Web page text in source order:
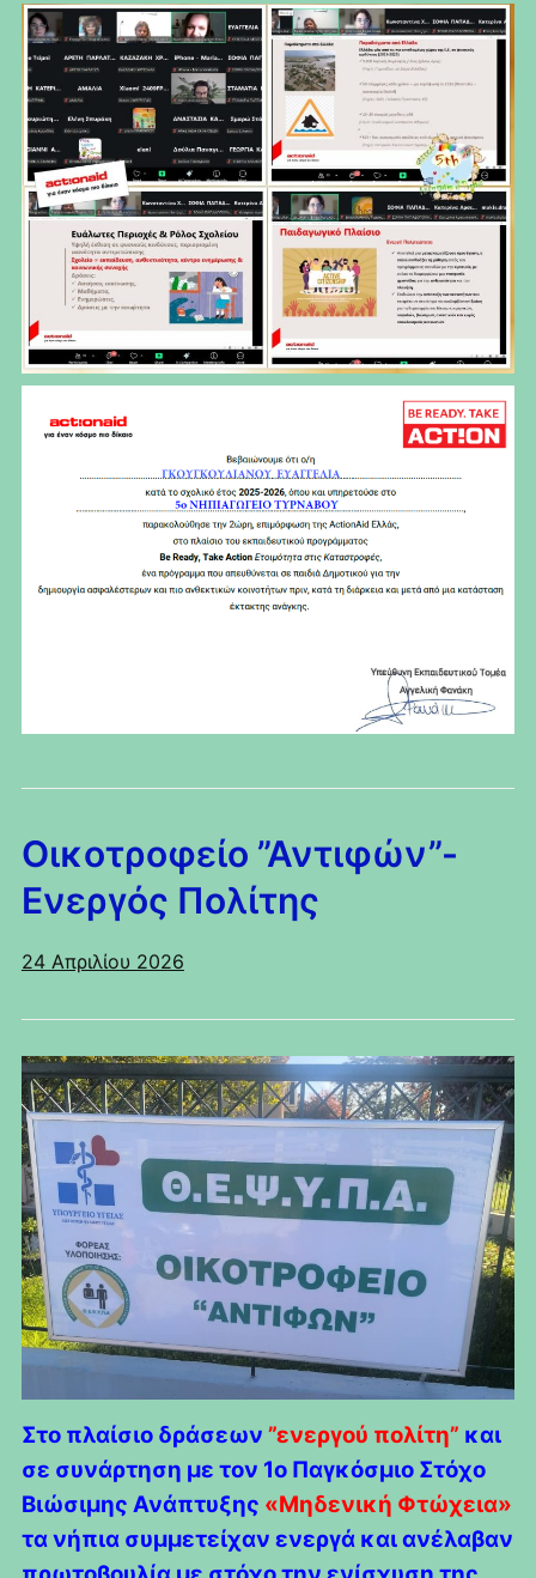
Οικοτροφείο ”Αντιφών”-
Ενεργός Πολίτης
24 Απριλίου 2026
Στο πλαίσιο δράσεων ”ενεργού πολίτη” και
σε συνάρτηση με τον 1ο Παγκόσμιο Στόχο
Βιώσιμης Ανάπτυξης «Μηδενική Φτώχεια»
τα νήπια συμμετείχαν ενεργά και ανέλαβαν